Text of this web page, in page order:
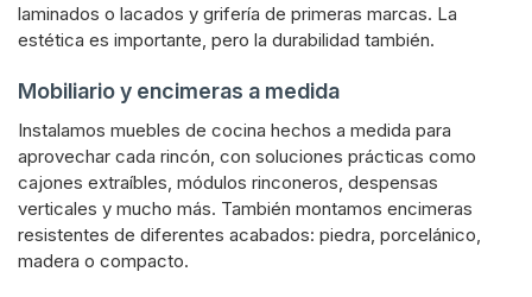
laminados o lacados y grifería de primeras marcas. La
estética es importante, pero la durabilidad también.
Mobiliario y encimeras a medida
Instalamos muebles de cocina hechos a medida para
aprovechar cada rincón, con soluciones prácticas como
cajones extraíbles, módulos rinconeros, despensas
verticales y mucho más. También montamos encimeras
resistentes de diferentes acabados: piedra, porcelánico,
madera o compacto.